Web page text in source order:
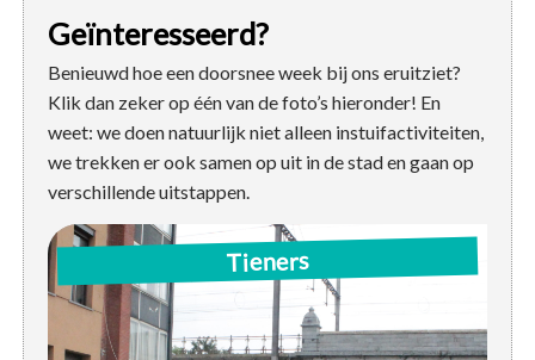
Geïnteresseerd?
Benieuwd hoe een doorsnee week bij ons eruitziet?
Klik dan zeker op één van de foto’s hieronder! En
weet: we doen natuurlijk niet alleen instuifactiviteiten,
we trekken er ook samen op uit in de stad en gaan op
verschillende uitstappen.
TienersDo: 15:30u-16:30u | JES in de buurt
Do: 16u30-17u30 | sportactiviteit Sporthal Plantin Moretus
Do: 17u30-19u | JES in de buurt
Za: 13u-18u | activiteit / uitstap